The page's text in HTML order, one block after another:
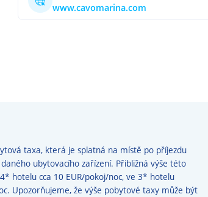
www.cavomarina.com
taxa, která je splatná na místě po příjezdu
ubytovacího zařízení. Přibližná výše této
hotelu cca 10 EUR/pokoj/noc, ve 3* hotelu
Upozorňujeme, že výše pobytové taxy může být